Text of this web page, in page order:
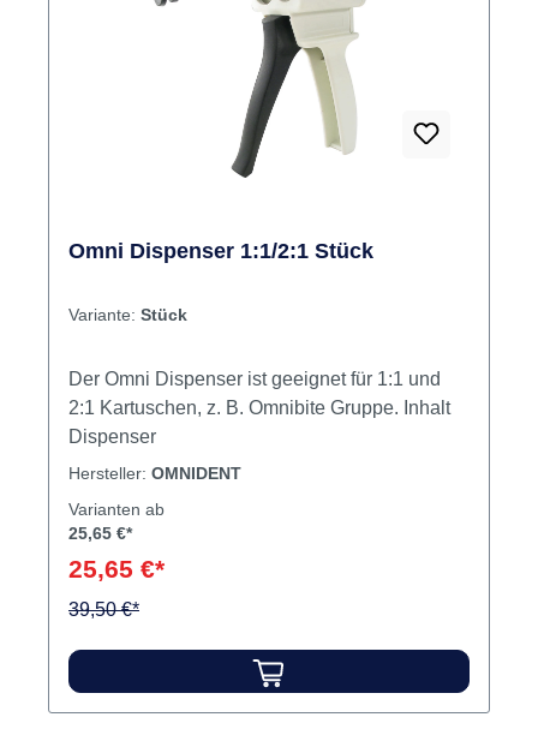
Omni Dispenser 1:1/2:1 Stück
Variante: Stück
Der Omni Dispenser ist geeignet für 1:1 und
2:1 Kartuschen, z. B. Omnibite Gruppe. Inhalt
Dispenser
Hersteller: OMNIDENT
Varianten ab
25,65 €*
25,65 €*
39,50 €*